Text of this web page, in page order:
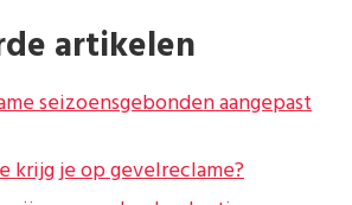
artikelen
seizoensgebonden aangepast
krijg je op gevelreclame?